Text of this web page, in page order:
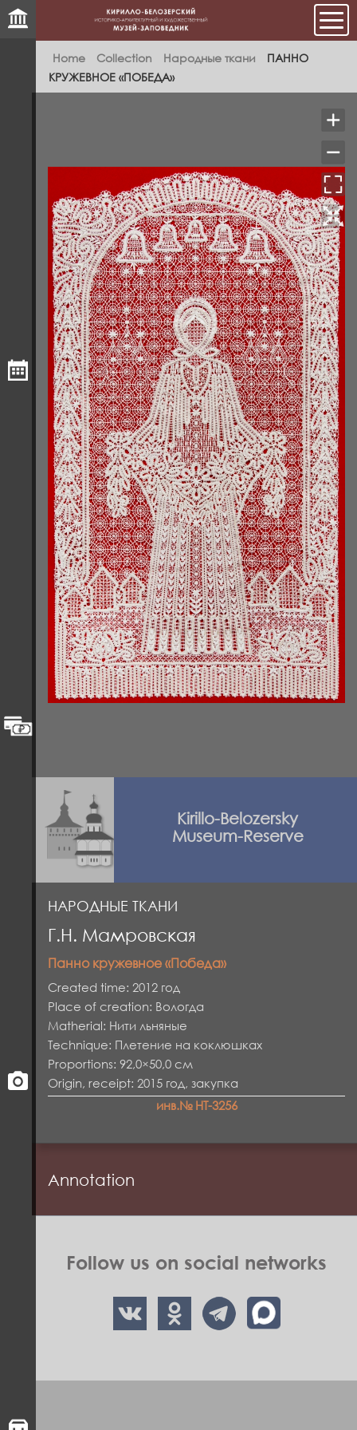
Home Collection Народные ткани
ПАННО
КРУЖЕВНОЕ «ПОБЕДА»
Kirillo-Belozersky
Museum-Reserve
НАРОДНЫЕ ТКАНИ
Г.Н. Мамровская
Панно кружевное «Победа»
Created time: 2012 год
Place of creation: Вологда
Matherial: Нити льняные
Technique: Плетение на коклюшках
Proportions: 92,0×50,0 см
Origin, receipt: 2015 год, закупка
инв.№ НТ-3256
Annotation
Follow us on social networks